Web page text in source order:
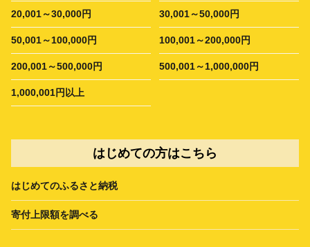
20,001～30,000円 30,001～50,000円
50,001～100,000円 100,001～200,000円
200,001～500,000円 500,001～1,000,000円
1,000,001円以上
はじめての方はこちら
はじめてのふるさと納税
寄付上限額を調べる